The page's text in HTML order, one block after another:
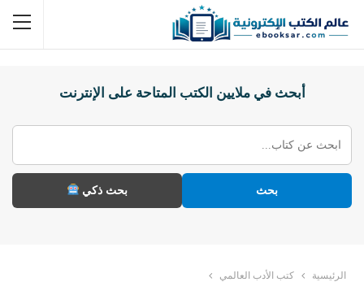
أبحث في ملايين الكتب المتاحة على الإنترنت
بحث بحث ذكي
الرئيسية كتب الأدب العالمي